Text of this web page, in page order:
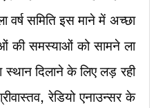
वर्ष समिति इस माने में अच्छा
की समस्याओं को सामने ला
दिलाने के लिए लड़ रही
रेडियो एनाउन्सर के